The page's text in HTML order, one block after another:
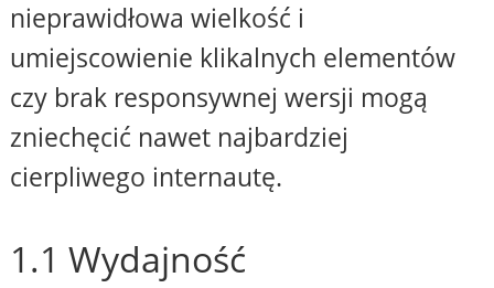
nieprawidłowa wielkość i
umiejscowienie klikalnych elementów
czy brak responsywnej wersji mogą
zniechęcić nawet najbardziej
cierpliwego internautę.
1.1 Wydajność